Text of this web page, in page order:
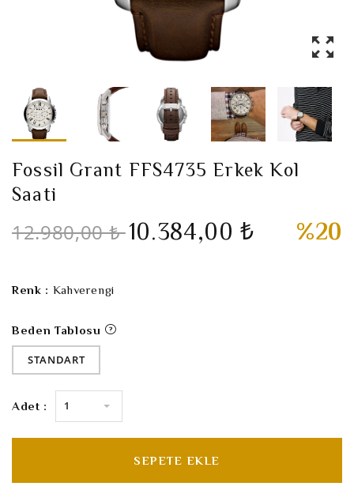
Fossil Grant FFS4735 Erkek Kol
Saati
12.980,00 ₺10.384,00 ₺ %20
Renk : Kahverengi
Beden Tablosu
STANDART
Adet : 1
SEPETE EKLE